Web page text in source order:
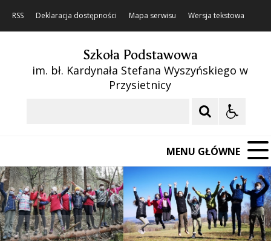
RSS Deklaracja dostępności Mapa serwisu Wersja tekstowa
Szkoła Podstawowa
im. bł. Kardynała Stefana Wyszyńskiego w
Przysietnicy
MENU GŁÓWNE
Poprzedni Element
Następny Element
❚❚